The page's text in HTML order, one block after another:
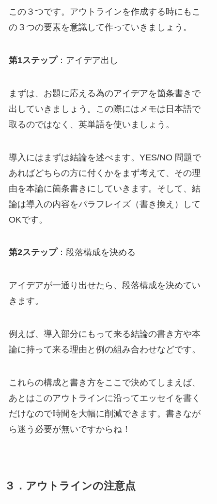
この３つです。アウトラインを作成する時にもこ
の３つの要素を意識して作っていきましょう。
第1ステップ：アイデア出し
まずは、お題に応える為のアイデアを箇条書きで
出していきましょう。この際にはメモは日本語で
取るのではなく、英単語を使いましょう。
導入にはまずは結論を述べます。YES/NO 問題で
あればどちらの方に付くかをまず考えて、その理
由を本論に箇条書きにしていきます。そして、結
論は導入の内容をパラフレイズ（書き換え）して
OKです。
第2ステップ：段落構成を決める
アイデアが一通り出せたら、段落構成を決めてい
きます。
例えば、導入部分にもって来る結論の書き方や本
論に持って来る理由と例の組み合わせなどです。
これらの構成と書き方をここで決めてしまえば、
あとはこのアウトラインに沿ってエッセイを書く
だけなので時間を大幅に削減できます。書きなが
ら迷う必要が無いですからね！
３．アウトラインの注意点